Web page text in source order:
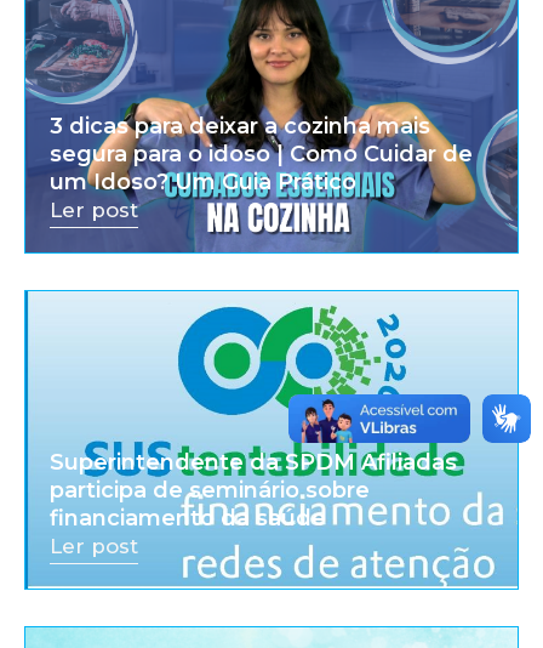
3 dicas para deixar a cozinha mais
segura para o idoso | Como Cuidar de
um Idoso? Um Guia Prático
Ler post
Superintendente da SPDM Afiliadas
participa de seminário sobre
financiamento da saúde
Ler post